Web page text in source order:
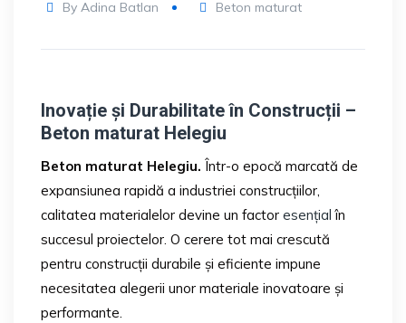
By Adina Batlan Beton maturat
Inovație și Durabilitate în Construcții –
Beton maturat Helegiu
Beton maturat Helegiu. Într-o epocă marcată de
expansiunea rapidă a industriei construcțiilor,
calitatea materialelor devine un factor esențial în
succesul proiectelor. O cerere tot mai crescută
pentru construcții durabile și eficiente impune
necesitatea alegerii unor materiale inovatoare și
performante.